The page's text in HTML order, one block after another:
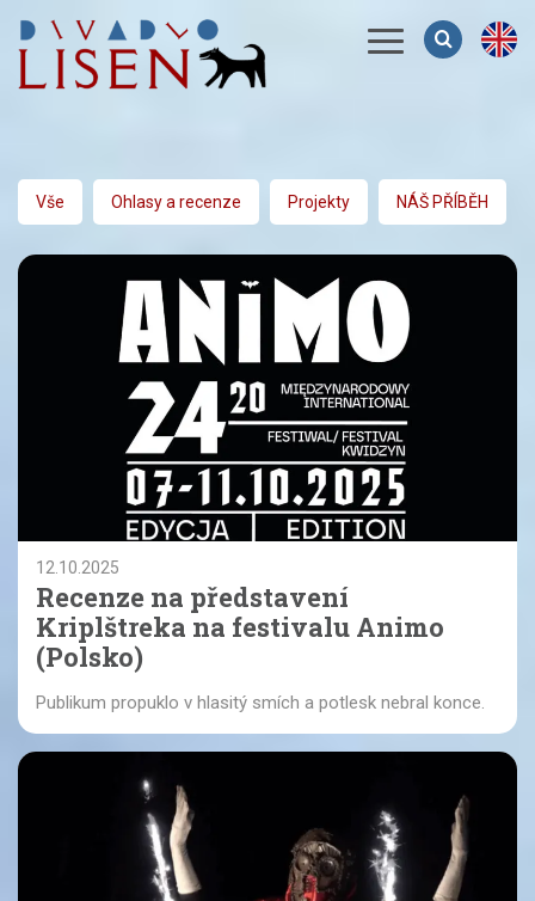
Menu
Vše Ohlasy a recenze Projekty NÁŠ PŘÍBĚH
12.10.2025
Recenze na představení
Kriplštreka na festivalu Animo
(Polsko)
Publikum propuklo v hlasitý smích a potlesk nebral konce.